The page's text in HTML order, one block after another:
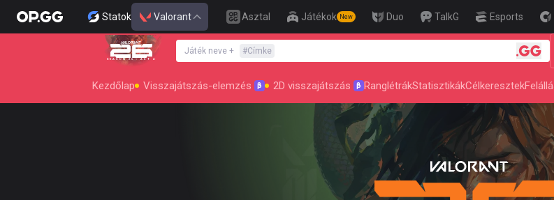
Statok Valorant Asztal Játékok New Duo TalkG Esports
SEASON 26 : ACT 4
Játék neve + #Címke 🎯
Kezdőlap Visszajátszás-elemzés β 2D visszajátszás β RanglétrákStatisztikákCélkeresztek